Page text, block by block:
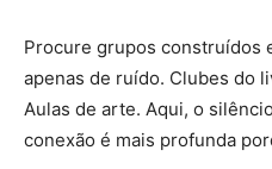
Procure grupos construídos
apenas de ruído. Clubes do
Aulas de arte. Aqui, o
conexão é mais profunda